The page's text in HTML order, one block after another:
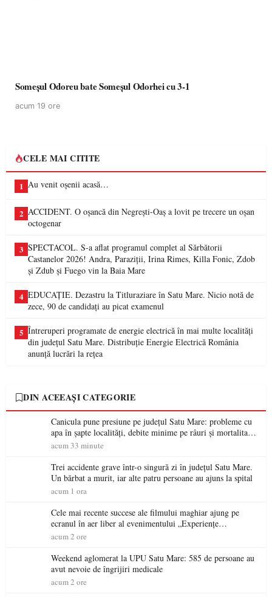
Someșul Odoreu bate Someșul Odorhei cu 3-1
acum 19 ore
CELE MAI CITITE
1 Au venit oșenii acasă…
2 ACCIDENT. O oșancă din Negrești-Oaș a lovit pe trecere un oșan
octogenar
3 SPECTACOL. S-a aflat programul complet al Sărbătorii
Castanelor 2026! Andra, Paraziții, Irina Rimes, Killa Fonic, Zdob
și Zdub și Fuego vin la Baia Mare
4 EDUCAȚIE. Dezastru la Titluraziare în Satu Mare. Nicio notă de
zece, 90 de candidați au picat examenul
5 Întreruperi programate de energie electrică în mai multe localități
din județul Satu Mare. Distribuție Energie Electrică România
anunță lucrări la rețea
DIN ACEEAȘI CATEGORIE
Canicula pune presiune pe județul Satu Mare: probleme cu
apa în șapte localități, debite minime pe râuri și mortalitate
piscicolă la Lacul Călinești
acum 33 minute
Trei accidente grave într-o singură zi în județul Satu Mare.
Un bărbat a murit, iar alte patru persoane au ajuns la spital
acum 1 ora
Cele mai recente succese ale filmului maghiar ajung pe
ecranul în aer liber al evenimentului „Experiențe
cinematografice Partium”
acum 2 ore
Weekend aglomerat la UPU Satu Mare: 585 de persoane au
avut nevoie de îngrijiri medicale
acum 2 ore